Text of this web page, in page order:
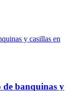
de banquinas y